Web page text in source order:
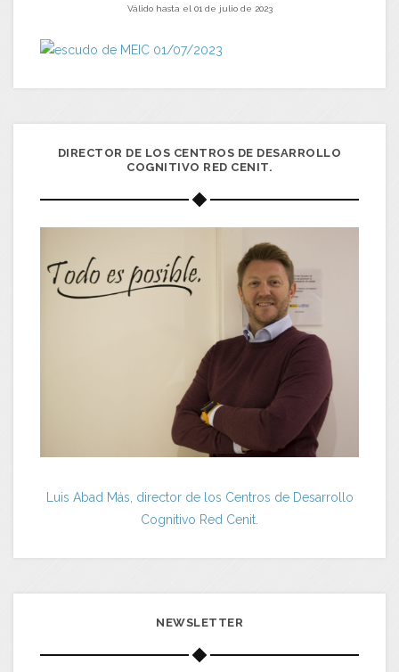
Válido hasta el 01 de julio de 2023
DIRECTOR DE LOS CENTROS DE DESARROLLO
COGNITIVO RED CENIT.
Luis Abad Más, director de los Centros de Desarrollo
Cognitivo Red Cenit.
NEWSLETTER